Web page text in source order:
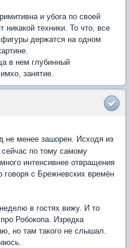
и убога по своей
никакой техники. То что, все
фигуры держатся на одном
в нем глубинный
занятие.
не менее зашорен. Исходя из
по тому самому
интенсивнее отвращения
с Брежневских времён
в гостях вижу. И то
Робокопа. Изредка
но там такого не слышал.